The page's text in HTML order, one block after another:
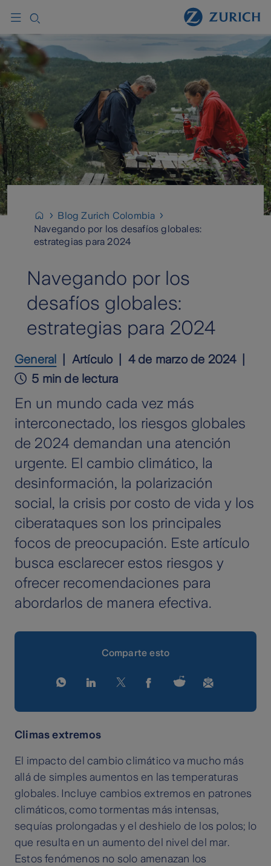
Blog Zurich Colombia
Navegando por los desafíos globales:
estrategias para 2024
Navegando por los
desafíos globales:
estrategias para 2024
General Artículo
4 de marzo de 2024
5 min de lectura
En un mundo cada vez más
interconectado, los riesgos globales
de 2024 demandan una atención
urgente. El cambio climático, la
desinformación, la polarización
social, la crisis por costo de vida y los
ciberataques son los principales
focos de preocupación. Este artículo
busca esclarecer estos riesgos y
ofrecer recomendaciones para
abordarlos de manera efectiva.
Comparte esto
Climas extremos
El impacto del cambio climático va mucho más
allá de simples aumentos en las temperaturas
globales. Incluye cambios extremos en patrones
climáticos, como tormentas más intensas,
sequías prolongadas y el deshielo de los polos; lo
que resulta en un aumento del nivel del mar.
Estos fenómenos no solo amenazan los